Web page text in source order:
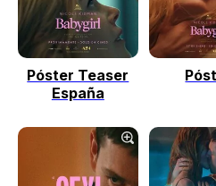
Póster Teaser
España